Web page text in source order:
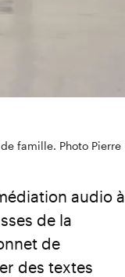
famille. Photo Pierre
audio à
de la
de
des textes